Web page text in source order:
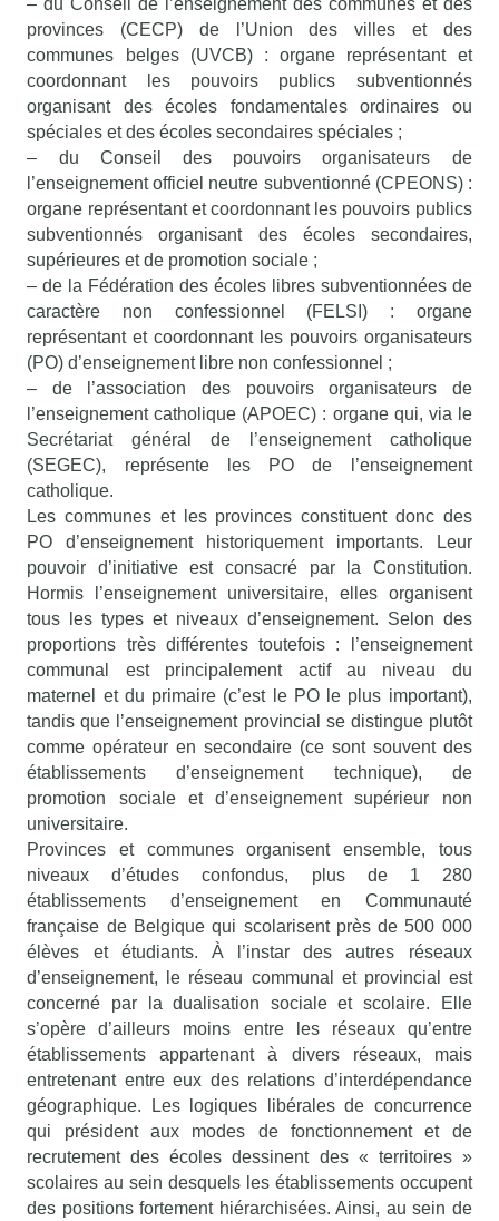
– du Conseil de l’enseignement des communes et des
provinces (CECP) de l’Union des villes et des
communes belges (UVCB) : organe représentant et
coordonnant les pouvoirs publics subventionnés
organisant des écoles fondamentales ordinaires ou
spéciales et des écoles secondaires spéciales ;
– du Conseil des pouvoirs organisateurs de
l’enseignement officiel neutre subventionné (CPEONS) :
organe représentant et coordonnant les pouvoirs publics
subventionnés organisant des écoles secondaires,
supérieures et de promotion sociale ;
– de la Fédération des écoles libres subventionnées de
caractère non confessionnel (FELSI) : organe
représentant et coordonnant les pouvoirs organisateurs
(PO) d’enseignement libre non confessionnel ;
– de l’association des pouvoirs organisateurs de
l’enseignement catholique (APOEC) : organe qui, via le
Secrétariat général de l’enseignement catholique
(SEGEC), représente les PO de l’enseignement
catholique.
Les communes et les provinces constituent donc des
PO d’enseignement historiquement importants. Leur
pouvoir d’initiative est consacré par la Constitution.
Hormis l’enseignement universitaire, elles organisent
tous les types et niveaux d’enseignement. Selon des
proportions très différentes toutefois : l’enseignement
communal est principalement actif au niveau du
maternel et du primaire (c’est le PO le plus important),
tandis que l’enseignement provincial se distingue plutôt
comme opérateur en secondaire (ce sont souvent des
établissements d’enseignement technique), de
promotion sociale et d’enseignement supérieur non
universitaire.
Provinces et communes organisent ensemble, tous
niveaux d’études confondus, plus de 1 280
établissements d’enseignement en Communauté
française de Belgique qui scolarisent près de 500 000
élèves et étudiants. À l’instar des autres réseaux
d’enseignement, le réseau communal et provincial est
concerné par la dualisation sociale et scolaire. Elle
s’opère d’ailleurs moins entre les réseaux qu’entre
établissements appartenant à divers réseaux, mais
entretenant entre eux des relations d’interdépendance
géographique. Les logiques libérales de concurrence
qui président aux modes de fonctionnement et de
recrutement des écoles dessinent des « territoires »
scolaires au sein desquels les établissements occupent
des positions fortement hiérarchisées. Ainsi, au sein de